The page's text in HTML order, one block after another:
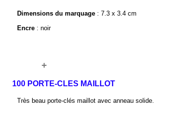
Dimensions du marquage : 7.3 x 3.4 cm
Encre : noir
+
100 PORTE-CLES MAILLOT
Très beau porte-clés maillot avec anneau solide.